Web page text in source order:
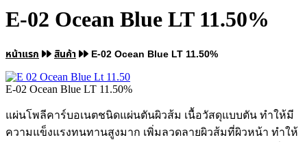
E-02 Ocean Blue LT 11.50%
หน้าแรก สินค้า E-02 Ocean Blue LT 11.50%
E-02 Ocean Blue LT 11.50%
แผ่นโพลีคาร์บอเนตชนิดแผ่นตันผิวส้ม เนื้อวัสดุแบบตัน ทำให้มี
ความแข็งแรงทนทานสูงมาก เพิ่มลวดลายผิวส้มที่ผิวหน้า ทำให้